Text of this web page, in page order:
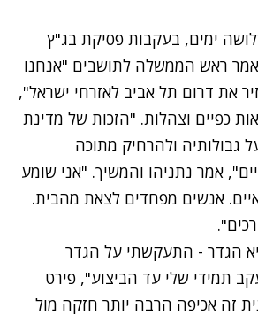
ימים, בעקבות פסיקת בג"ץ
ראש הממשלה לתושבים "אנחנו
את דרום תל אביב לאזרחי ישראל",
כפיים וצהלות. "הזכות של מדינת
גבולותיה ולהרחיק מתוכה
אמר נתניהו והמשיך. "אני שומע
אנשים מפחדים לצאת מהבית.
הגדר - התעקשתי על הגדר
תמידי שלי עד הביצוע", פירט
זה אכיפה הרבה יותר חזקה מול